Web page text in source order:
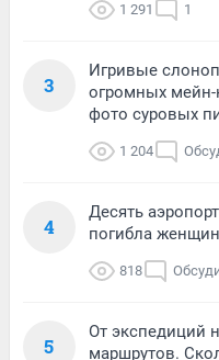
1 291 1
3
Игривые
огромных мейн-
фото суровых
1 204
4
Десять
погибла
818
5
От экспедиций
маршрутов.